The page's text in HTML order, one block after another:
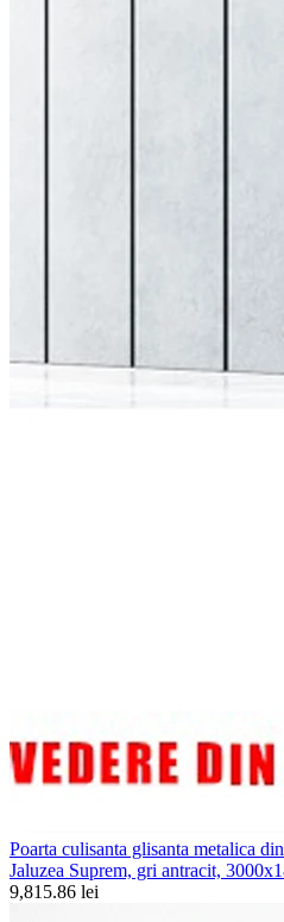
Poarta culisanta glisanta metalica
Jaluzea Suprem, gri antracit,
9,815.86 lei